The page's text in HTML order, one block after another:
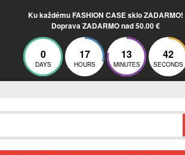
Ku každému FASHION CASE sklo ZADARMO!
Doprava ZADARMO nad 50.00 €
0
DAYS
17
HOURS
13
MINUTES
41
SECONDS